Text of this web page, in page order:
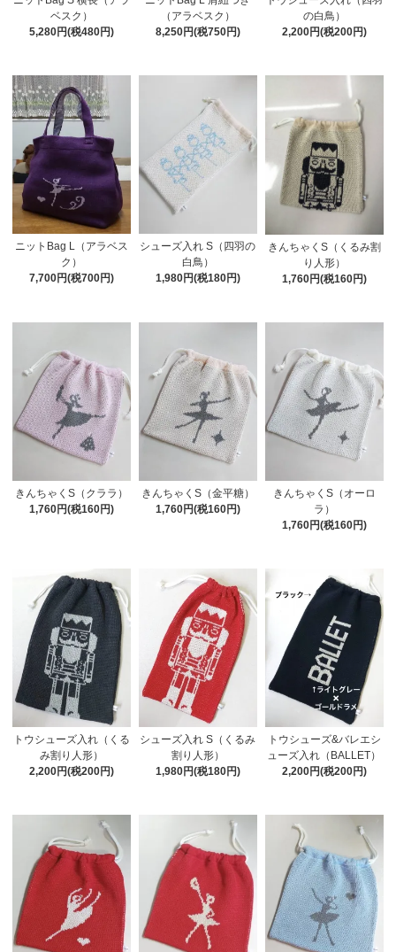
ベスク）
5,280円(税480円)
（アラベスク）
8,250円(税750円)
の白鳥）
2,200円(税200円)
ニットBag L（アラベス
ク）
7,700円(税700円)
シューズ入れ S（四羽の
白鳥）
1,980円(税180円)
きんちゃくS（くるみ割
り人形）
1,760円(税160円)
きんちゃくS（クララ）
1,760円(税160円)
きんちゃくS（金平糖）
1,760円(税160円)
きんちゃくS（オーロ
ラ）
1,760円(税160円)
トウシューズ入れ（くる
み割り人形）
2,200円(税200円)
シューズ入れ S（くるみ
割り人形）
1,980円(税180円)
トウシューズ&バレエシ
ューズ入れ（BALLET）
2,200円(税200円)